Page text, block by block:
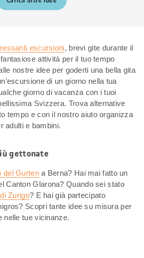
escursioni, brevi gite durante il
attività per il tuo tempo
nostre idee per goderti una bella gita
di un giorno nella tua
giorno di vacanza con i tuoi
Svizzera. Trova alternative
tempo e con il nostro aiuto organizza
adulti e bambini.
gettonate
del Gurtena Berna? Hai mai fatto un
Canton Glarona? Quando sei stato
Zurigo? E hai già partecipato
Scopri tante idee su misura per
nelle tue vicinanze.